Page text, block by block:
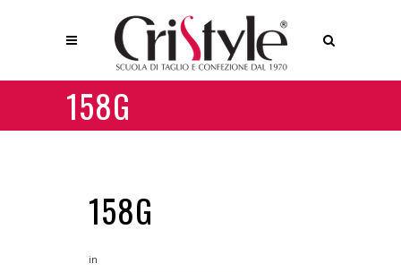
158G
158G
in